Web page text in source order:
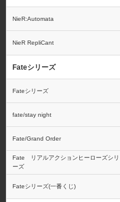
ワンピース フィギュア
ーツZEROシリーズ
ベジータ
NieR:Automata
NieR RepliCant
Fateシリーズ
Fateシリーズ
fate/stay night
Fate/Grand Order
Fate リアルアクションヒーローズシリ
ーズ
Fateシリーズ(一番くじ)